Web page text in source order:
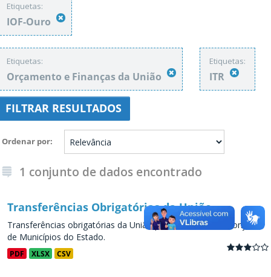
Etiquetas:
IOF-Ouro
Etiquetas:
Orçamento e Finanças da União
Etiquetas:
ITR
FILTRAR RESULTADOS
Ordenar por
1 conjunto de dados encontrado
Transferências Obrigatórias da União
Transferências obrigatórias da União para os Estados e conjunto
de Municípios do Estado.
PDF XLSX CSV